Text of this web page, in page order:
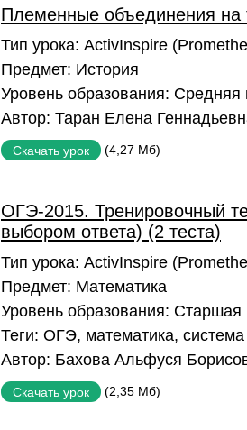
Племенные объединения на
Тип урока: ActivInspire
Предмет: История
Уровень образования: Средняя
Автор: Таран Елена
Скачать урок (4,27 Мб)
ОГЭ-2015. Тренировочный
выбором ответа) (2 теста)
Тип урока: ActivInspire
Предмет: Математика
Уровень образования: Старшая
Теги: ОГЭ, математика,
Автор: Бахова Альфуся
Скачать урок (2,35 Мб)